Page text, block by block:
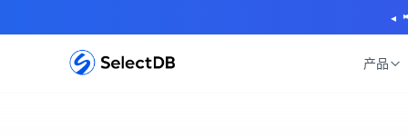
📢 最新活动:
产品